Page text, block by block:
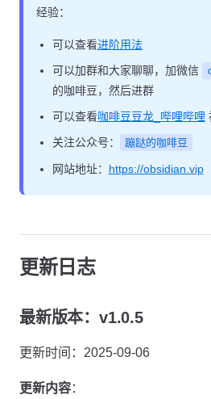
经验：
可以查看进阶用法
可以加群和大家聊聊，加微信
的咖啡豆，然后进群
可以查看咖啡豆豆龙_哔哩哔哩
关注公众号：
蹦跶的咖啡豆
网站地址： https://obsidian.vip
更新日志
最新版本：v1.0.5
更新时间：2025-09-06
更新内容：